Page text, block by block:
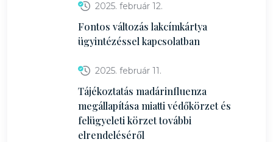
2025. február 12.
Fontos változás lakcímkártya
ügyintézéssel kapcsolatban
2025. február 11.
Tájékoztatás madárinfluenza
megállapítása miatti védőkörzet és
felügyeleti körzet további
elrendeléséről